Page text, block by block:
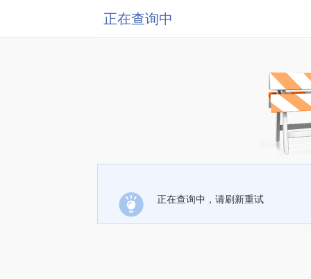
正在查询中
正在查询中，请刷新重试